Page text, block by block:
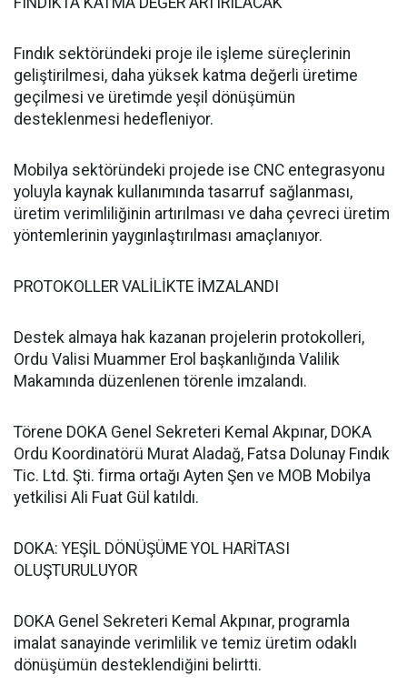
Fındık sektöründeki proje ile işleme süreçlerinin
geliştirilmesi, daha yüksek katma değerli üretime
geçilmesi ve üretimde yeşil dönüşümün
desteklenmesi hedefleniyor.
Mobilya sektöründeki projede ise CNC entegrasyonu
yoluyla kaynak kullanımında tasarruf sağlanması,
üretim verimliliğinin artırılması ve daha çevreci üretim
yöntemlerinin yaygınlaştırılması amaçlanıyor.
PROTOKOLLER VALİLİKTE İMZALANDI
Destek almaya hak kazanan projelerin protokolleri,
Ordu Valisi Muammer Erol başkanlığında Valilik
Makamında düzenlenen törenle imzalandı.
Törene DOKA Genel Sekreteri Kemal Akpınar, DOKA
Ordu Koordinatörü Murat Aladağ, Fatsa Dolunay Fındık
Tic. Ltd. Şti. firma ortağı Ayten Şen ve MOB Mobilya
yetkilisi Ali Fuat Gül katıldı.
DOKA: YEŞİL DÖNÜŞÜME YOL HARİTASI
OLUŞTURULUYOR
DOKA Genel Sekreteri Kemal Akpınar, programla
imalat sanayinde verimlilik ve temiz üretim odaklı
dönüşümün desteklendiğini belirtti.